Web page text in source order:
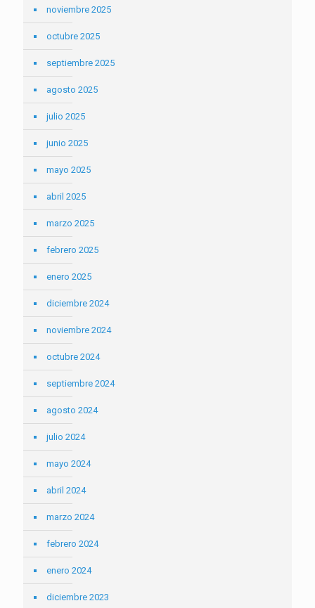
noviembre 2025
octubre 2025
septiembre 2025
agosto 2025
julio 2025
junio 2025
mayo 2025
abril 2025
marzo 2025
febrero 2025
enero 2025
diciembre 2024
noviembre 2024
octubre 2024
septiembre 2024
agosto 2024
julio 2024
mayo 2024
abril 2024
marzo 2024
febrero 2024
enero 2024
diciembre 2023